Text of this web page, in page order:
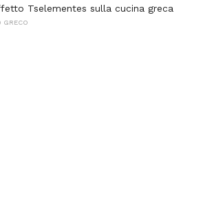
Tselementes sulla cucina greca
GRECO